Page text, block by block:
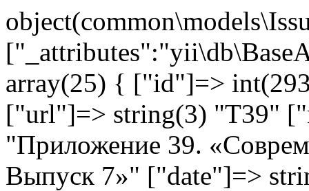
array(25) { ["id"]=>
["url"]=> string(3) "T39"
"Приложение 39.
Выпуск 7»" ["date"]=>